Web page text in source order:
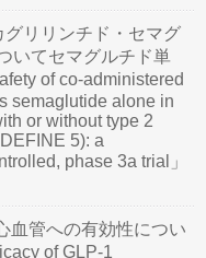
リリンチド・セマグ
いてセマグルチド単
of co-administered
semaglutide alone in
or without type 2
5): a
phase 3a trial」
血管への有効性につい
of GLP-1